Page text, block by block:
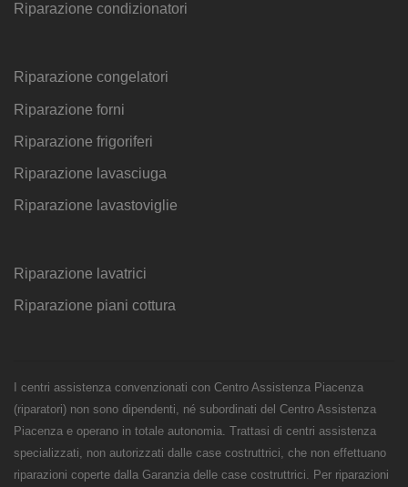
Riparazione condizionatori
Riparazione congelatori
Riparazione forni
Riparazione frigoriferi
Riparazione lavasciuga
Riparazione lavastoviglie
Riparazione lavatrici
Riparazione piani cottura
I centri assistenza convenzionati con Centro Assistenza Piacenza
(riparatori) non sono dipendenti, né subordinati del Centro Assistenza
Piacenza e operano in totale autonomia. Trattasi di centri assistenza
specializzati, non autorizzati dalle case costruttrici, che non effettuano
riparazioni coperte dalla Garanzia delle case costruttrici. Per riparazioni